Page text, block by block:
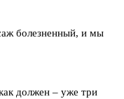
болезненный, и мы
должен – уже три